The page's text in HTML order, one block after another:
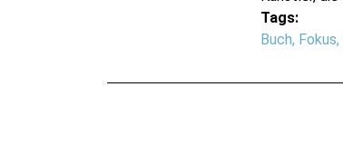
Tags:
Buch, Fokus,